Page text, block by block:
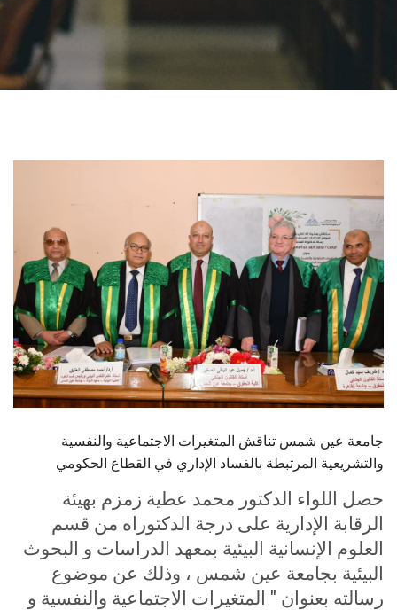
الأنظمة الذكية
الإعلام
الطلاب
الدراسات العليا
الخريجين
الموظفون
الزائـرون
سجل الان
جامعة عين شمس تناقش المتغيرات الاجتماعية والنفسية
والتشريعية المرتبطة بالفساد الإداري في القطاع الحكومي
حصل اللواء الدكتور محمد عطية زمزم بهيئة
الرقابة الإدارية على درجة الدكتوراه من قسم
العلوم الإنسانية البيئية بمعهد الدراسات و البحوث
البيئية بجامعة عين شمس ، وذلك عن موضوع
رسالته بعنوان " المتغيرات الاجتماعية والنفسية و